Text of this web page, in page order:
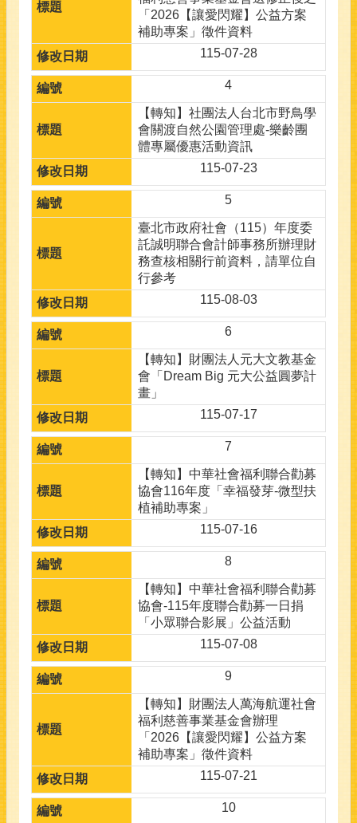
「2026【讓愛閃耀】公益方案
補助專案」徵件資料
115-07-28
4
【轉知】社團法人台北市野鳥學
會關渡自然公園管理處-樂齡團
體專屬優惠活動資訊
115-07-23
5
臺北市政府社會（115）年度委
託誠明聯合會計師事務所辦理財
務查核相關行前資料，請單位自
行參考
115-08-03
6
【轉知】財團法人元大文教基金
會「Dream Big 元大公益圓夢計
畫」
115-07-17
7
【轉知】中華社會福利聯合勸募
協會116年度「幸福發芽-微型扶
植補助專案」
115-07-16
8
【轉知】中華社會福利聯合勸募
協會-115年度聯合勸募一日捐
「小眾聯合影展」公益活動
115-07-08
9
【轉知】財團法人萬海航運社會
福利慈善事業基金會辦理
「2026【讓愛閃耀】公益方案
補助專案」徵件資料
115-07-21
10